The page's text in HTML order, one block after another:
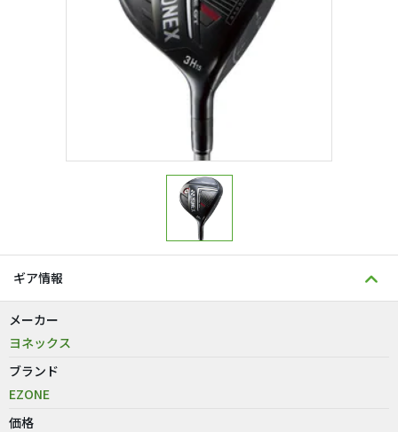
ギア情報
メーカー
ヨネックス
ブランド
EZONE
価格